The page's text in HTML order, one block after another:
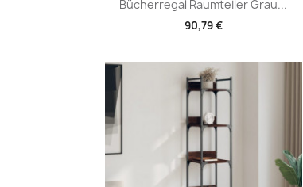
Bücherregal Raumteiler Grau...
90,79 €
